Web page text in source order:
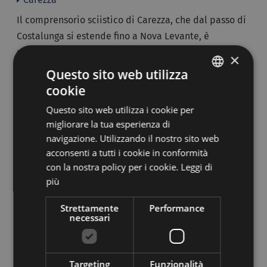
Il comprensorio sciistico di Carezza, che dal passo di
Costalunga si estende fino a Nova Levante, è
raggiungibile da Vigo di Fassa, percorrendo un tratto
della Grande Strada delle Dolomiti, in direzione di
Bolzano. La ski area, che si trova al confine tra
risalita, 40 km di piste, due parchi giochi e tre
percorsi per slittini, di cui uno illuminato anche alla
Skiarea Catinaccio
Vigo di Fassa-Catinaccio
Il comprensorio sciistico, con 16 km di piste, è
raggiungibile da:
×
Questo sito web utilizza
cookie
Questo sito web utilizza i cookie per
migliorare la tua esperienza di
navigazione. Utilizzando il nostro sito web
acconsenti a tutti i cookie in conformità
con la nostra policy per i cookie. Leggi di
più
Strettamente
necessari
Performance
Targeting Funzionalità